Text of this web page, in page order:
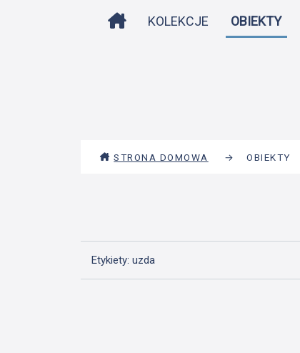
STRONA DOMOWA
KOLEKCJE OBIEKTY
STRONA DOMOWA → OBIEKTY
Etykiety: uzda